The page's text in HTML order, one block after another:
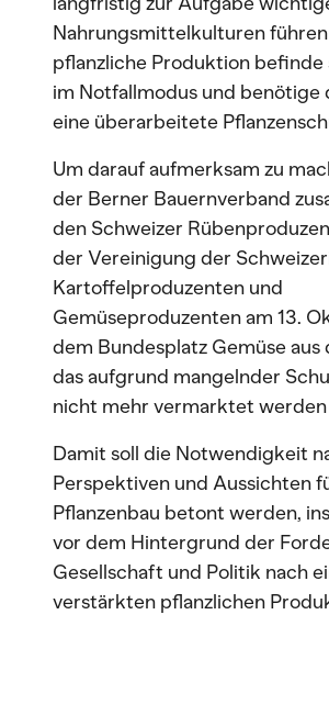
Nahrungsmittelkulturen
pflanzliche Produktion befinde
im Notfallmodus und benötige
eine überarbeitete
Um darauf aufmerksam zu
der Berner Bauernverband
den Schweizer
der Vereinigung der
Kartoffelproduzenten und
Gemüseproduzenten am 13.
dem Bundesplatz Gemüse aus
das aufgrund mangelnder
nicht mehr vermarktet werden
Damit soll die Notwendigkeit
Perspektiven und Aussichten
Pflanzenbau betont werden,
vor dem Hintergrund der
Gesellschaft und Politik nach
verstärkten pflanzlichen